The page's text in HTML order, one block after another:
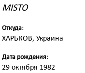
MISTO
Откуда:
ХАРЬКОВ, Украина
Дата рождения:
29 октября 1982